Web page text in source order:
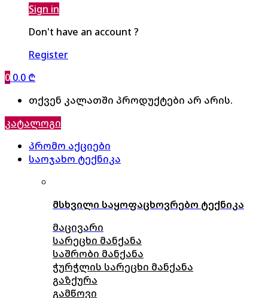
Sign in
Don't have an account ?
Register
0 0.0 ₾
თქვენ კალათში პროდუქტები არ არის.
კატალოგი
პრომო აქციები
საოჯახო ტექნიკა
მსხვილი საყოფაცხოვრებო ტექნიკა
მაცივარი
სარეცხი მანქანა
საშრობი მანქანა
ჭურჭლის სარეცხი მანქანა
გაზქურა
გამწოვი